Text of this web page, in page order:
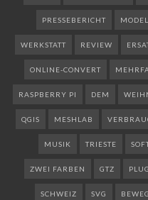
PRESSEBERICHT
WERKSTATT REVIEW
ONLINE-CONVERT
RASPBERRY PI DEM
QGIS MESHLAB
MUSIK TRIESTE
ZWEI FARBEN GTZ
SCHWEIZ SVG